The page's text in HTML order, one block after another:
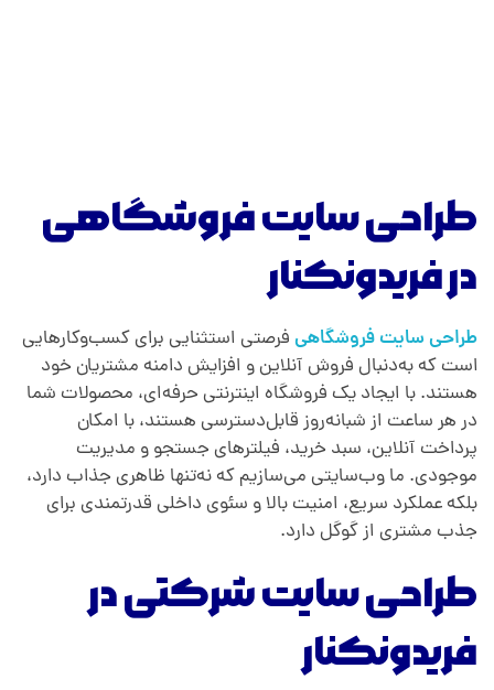
طراحی سایت فروشگاهی
در فریدونکنار
طراحی سایت فروشگاهیفرصتی استثنایی برای کسب‌وکارهایی
است که به‌دنبال فروش آنلاین و افزایش دامنه مشتریان خود
هستند. با ایجاد یک فروشگاه اینترنتی حرفه‌ای، محصولات شما
در هر ساعت از شبانه‌روز قابل‌دسترسی هستند، با امکان
پرداخت آنلاین، سبد خرید، فیلترهای جستجو و مدیریت
موجودی. ما وب‌سایتی می‌سازیم که نه‌تنها ظاهری جذاب دارد،
بلکه عملکرد سریع، امنیت بالا و سئوی داخلی قدرتمندی برای
جذب مشتری از گوگل دارد.
طراحی سایت شرکتیدر
فریدونکنار